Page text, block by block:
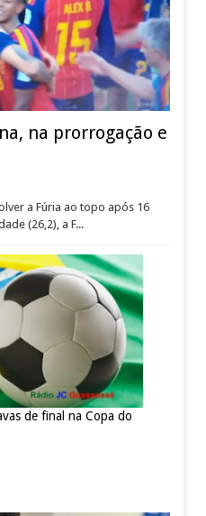
na prorrogação e
a Fúria ao topo após 16
(26,2), a F...
de final na Copa do